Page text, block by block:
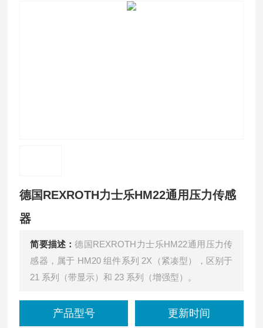
德国REXROTH力士乐HM22通用压力传感
器
简要描述：德国REXROTH力士乐HM22通用压力传
感器，属于 HM20 组件系列 2X（紧凑型），区别于
21 系列（带显示）和 23 系列（增强型）。
产品型号 更新时间